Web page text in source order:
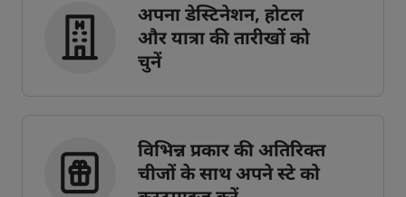
अपना डेस्टिनेशन, होटल
और यात्रा की तारीखों को
चुनें
विभिन्न प्रकार की अतिरिक्त
चीजों के साथ अपने स्टे को